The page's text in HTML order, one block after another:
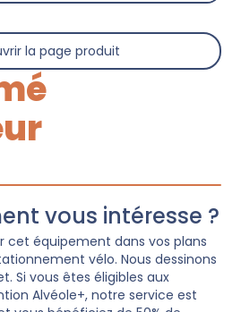
la page produit
vous intéresse ?
cet équipement dans vos plans
vélo. Nous dessinons
Si vous êtes éligibles aux
Alvéole+, notre service est